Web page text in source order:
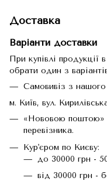
Доставка
Варіанти доставки
При купівлі
обрати один з
Самовивіз з
м. Київ, вул.
«Нововою поштою»
перевізника.
Кур'єром по Києву:
до 30000 грн -
від 30000 грн -